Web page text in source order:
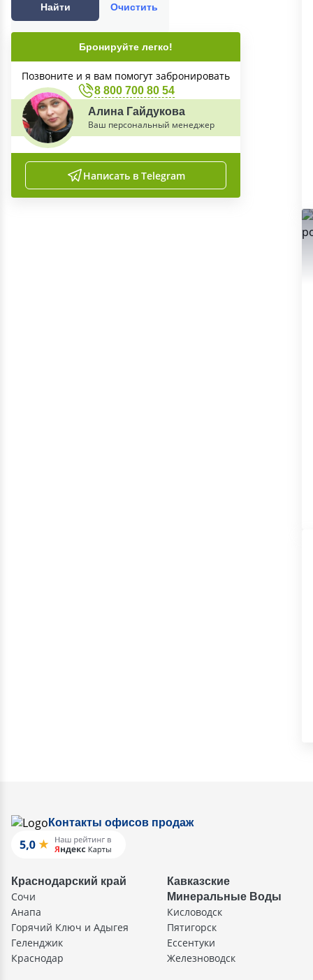
Найти Очистить
Бронируйте легко!
Позвоните и я вам помогут забронировать
8 800 700 80 54
Алина Гайдукова
Ваш персональный менеджер
Написать в Telegram
Контакты офисов продаж
Краснодарский край
Сочи
Анапа
Горячий Ключ и Адыгея
Геленджик
Краснодар
Кавказские
Минеральные Воды
Кисловодск
Пятигорск
Ессентуки
Железноводск